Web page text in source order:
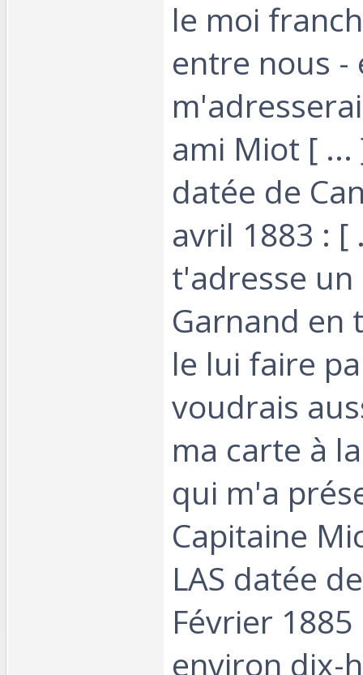
le moi
entre nous -
ami Miot [ ...
datée de
avril 1883 : [
t'adresse
Garnand en
le lui faire
voudrais
ma carte à
qui m'a
Capitaine
LAS datée
Février
environ dix-